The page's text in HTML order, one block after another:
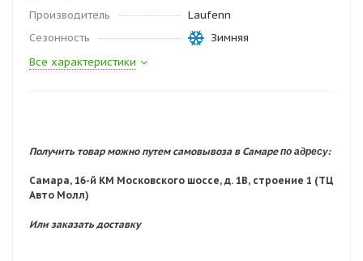
Производитель
Laufenn
Сезонность
Зимняя
Все характеристики
Получить товар можно путем самовывоза в Самарепо адресу:
Самара, 16-й КМ Московского шоссе, д. 1В, строение 1 (ТЦ
Авто Молл)
Или заказать доставку